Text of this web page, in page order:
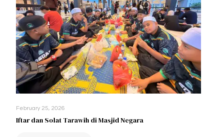
February 25, 2026
Iftar dan Solat Tarawih di Masjid Negara